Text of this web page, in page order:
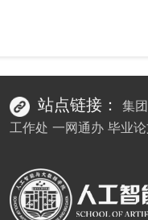
站点链接： 集
工作处 一网通办 毕业